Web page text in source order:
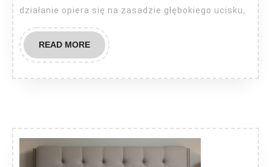
działanie opiera się na zasadzie głębokiego ucisku,
READ MOREREAD
MORE